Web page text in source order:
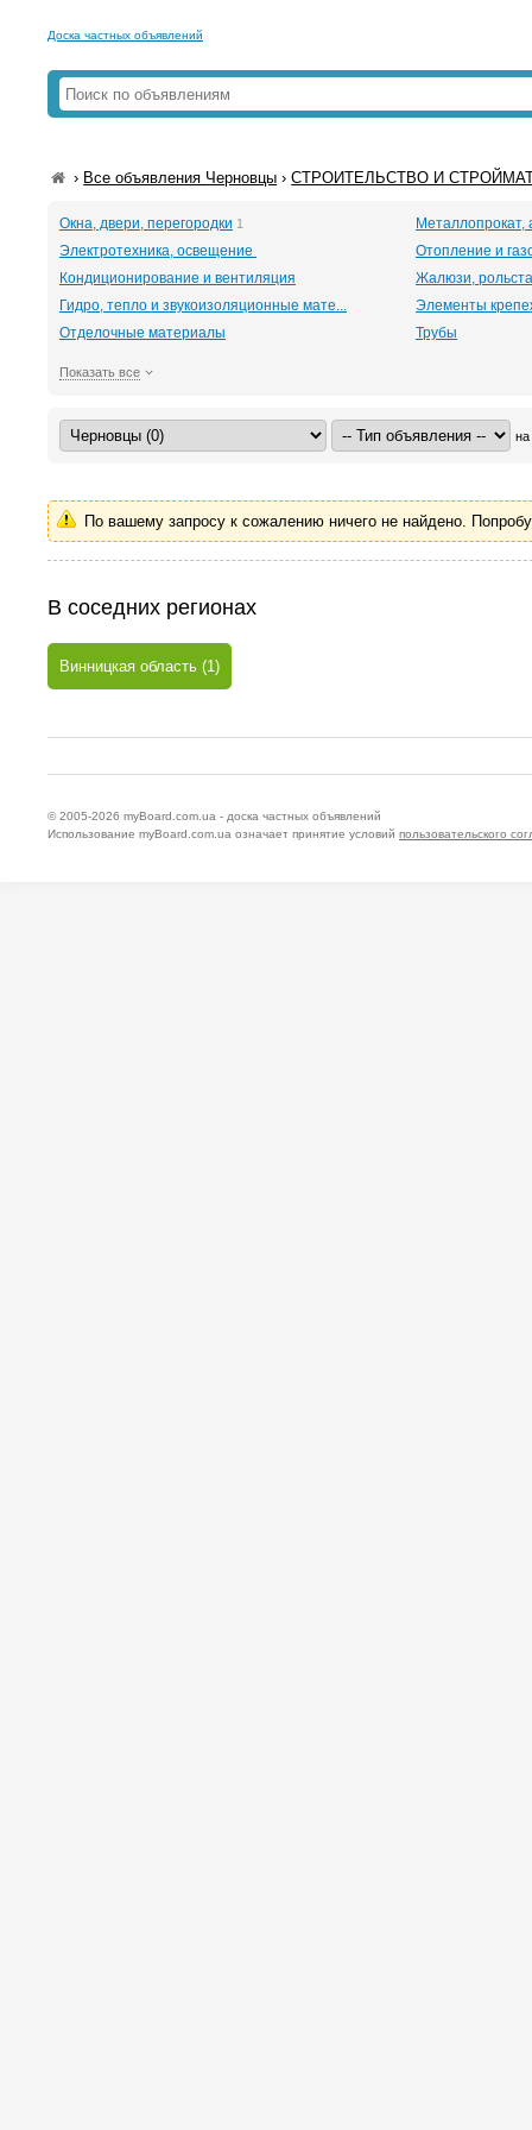
Доска частных объявлений
› Все объявления Черновцы ›СТРОИТЕЛЬСТВО И
Окна, двери, перегородки 1
Металлопрокат,
Электротехника, освещение
Отопление и
Кондиционирование и вентиляция
Жалюзи,
Гидро, тепло и звукоизоляционные мате...
Элементы
Отделочные материалы
Трубы
Показать все
на
По вашему запросу к сожалению ничего не найдено.
В соседних регионах
Винницкая область (1)
© 2005-2026 myBoard.com.ua - доска частных объявлений
Использование myBoard.com.ua означает принятие условий пользовательского